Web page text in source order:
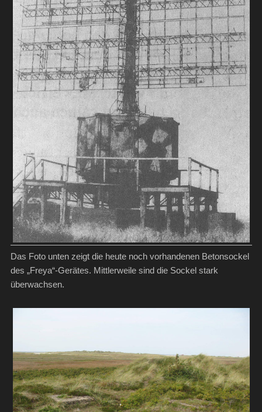
Das Foto unten zeigt die heute noch vorhandenen Betonsockel
des „Freya“-Gerätes. Mittlerweile sind die Sockel stark
überwachsen.